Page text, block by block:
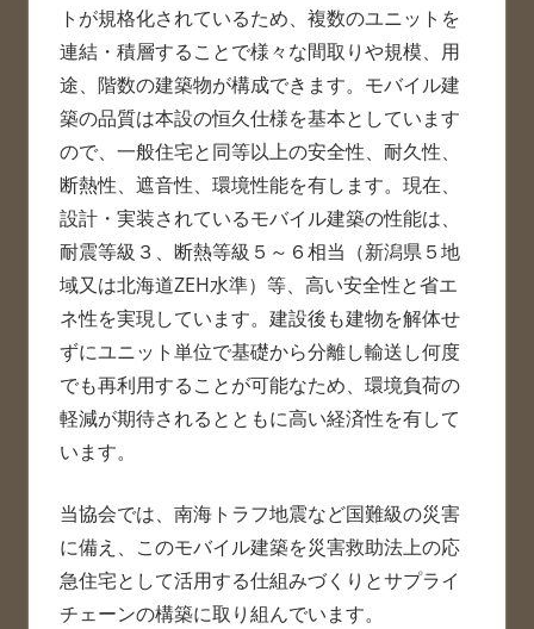
トが規格化されているため、複数のユニットを
連結・積層することで様々な間取りや規模、用
途、階数の建築物が構成できます。モバイル建
築の品質は本設の恒久仕様を基本としています
ので、一般住宅と同等以上の安全性、耐久性、
断熱性、遮音性、環境性能を有します。現在、
設計・実装されているモバイル建築の性能は、
耐震等級３、断熱等級５～６相当（新潟県５地
域又は北海道ZEH水準）等、高い安全性と省エ
ネ性を実現しています。建設後も建物を解体せ
ずにユニット単位で基礎から分離し輸送し何度
でも再利用することが可能なため、環境負荷の
軽減が期待されるとともに高い経済性を有して
います。
当協会では、南海トラフ地震など国難級の災害
に備え、このモバイル建築を災害救助法上の応
急住宅として活用する仕組みづくりとサプライ
チェーンの構築に取り組んでいます。